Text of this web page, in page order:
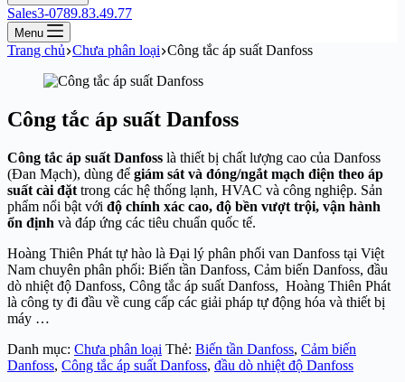
Sales3-0789.83.49.77
Menu
Trang chủ Chưa phân loại Công tắc áp suất Danfoss
Công tắc áp suất Danfoss
Công tắc áp suất Danfoss là thiết bị chất lượng cao của Danfoss
(Đan Mạch), dùng để giám sát và đóng/ngắt mạch điện theo áp
suất cài đặt trong các hệ thống lạnh, HVAC và công nghiệp. Sản
phẩm nổi bật với độ chính xác cao, độ bền vượt trội, vận hành
ổn định và đáp ứng các tiêu chuẩn quốc tế.
Hoàng Thiên Phát tự hào là Đại lý phân phối van Danfoss tại Việt
Nam chuyên phân phối: Biến tần Danfoss, Cảm biến Danfoss, đầu
dò nhiệt độ Danfoss, Công tắc áp suất Danfoss, Hoàng Thiên Phát
là công ty đi đầu về cung cấp các giải pháp tự động hóa và thiết bị
máy …
Danh mục: Chưa phân loại Thẻ: Biến tần Danfoss, Cảm biến
Danfoss, Công tắc áp suất Danfoss, đầu dò nhiệt độ Danfoss